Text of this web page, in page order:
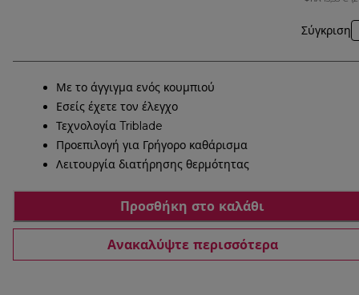
Σύγκριση
Με το άγγιγμα ενός κουμπιού
Εσείς έχετε τον έλεγχο
Τεχνολογία Triblade
Προεπιλογή για Γρήγορο καθάρισμα
Λειτουργία διατήρησης θερμότητας
Προσθήκη στο καλάθι
Ανακαλύψτε περισσότερα